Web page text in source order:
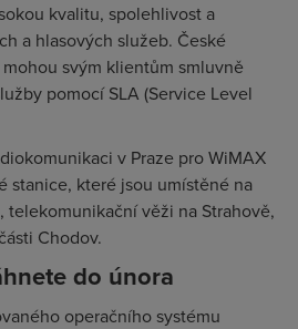
kvalitu, spolehlivost a
a hlasových služeb. České
svým klientům smluvně
pomocí SLA (Service Level
v Praze pro WiMAX
stanice, které jsou umístěné na
věži na Strahově,
Chodov.
do února
operačního systému